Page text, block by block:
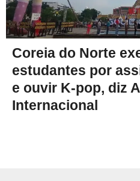
Coreia do Norte
estudantes por
e ouvir K-pop, diz
Internacional